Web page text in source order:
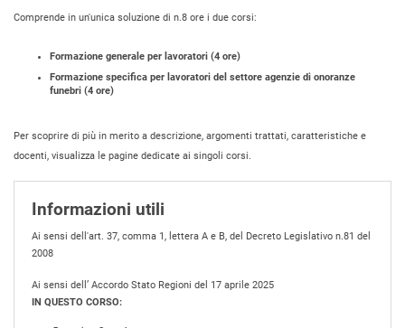
Comprende in un'unica soluzione di n.8 ore i due corsi:
Formazione generale per lavoratori (4 ore)
Formazione specifica per lavoratori del settore agenzie di onoranze
funebri (4 ore)
Per scoprire di più in merito a descrizione, argomenti trattati, caratteristiche e
docenti, visualizza le pagine dedicate ai singoli corsi.
Informazioni utili
Ai sensi dell'art. 37, comma 1, lettera A e B, del Decreto Legislativo n.81 del
2008
Ai sensi dell’ Accordo Stato Regioni del 17 aprile 2025
IN QUESTO CORSO: